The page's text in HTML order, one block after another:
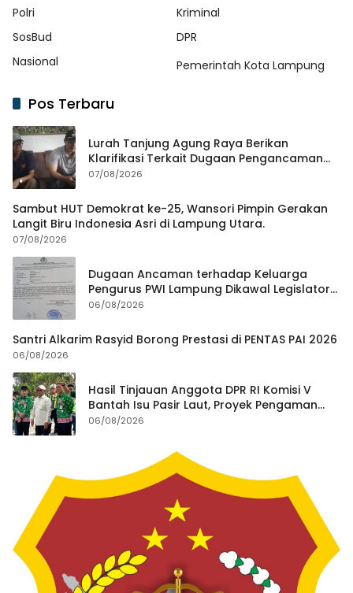
Polri
Kriminal
SosBud
DPR
Nasional
Pemerintah Kota Lampung
Pos Terbaru
Lurah Tanjung Agung Raya Berikan
Klarifikasi Terkait Dugaan Pengancaman
Antar Warga Yang Berujung Laporan ke
07/08/2026
Sambut HUT Demokrat ke-25, Wansori Pimpin Gerakan
Langit Biru Indonesia Asri di Lampung Utara.
07/08/2026
Dugaan Ancaman terhadap Keluarga
Pengurus PWI Lampung Dikawal Legislator
dan Jurnalis
06/08/2026
Santri Alkarim Rasyid Borong Prestasi di PENTAS PAI 2026
06/08/2026
Hasil Tinjauan Anggota DPR RI Komisi V
Bantah Isu Pasir Laut, Proyek Pengaman
Pantai Mandiri Sejati Dipastikan Sesuai
06/08/2026